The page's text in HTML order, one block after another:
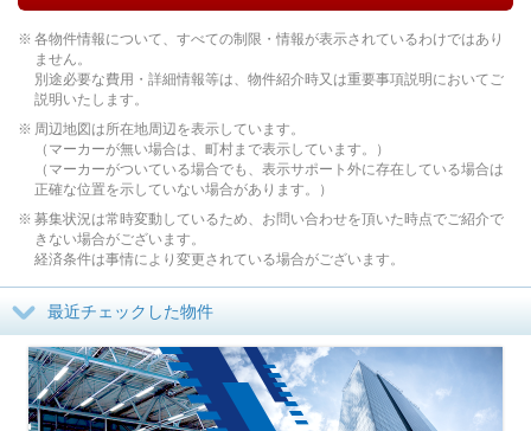
各物件情報について、すべての制限・情報が表示されているわけではあり
ません。
別途必要な費用・詳細情報等は、物件紹介時又は重要事項説明においてご
説明いたします。
周辺地図は所在地周辺を表示しています。
（マーカーが無い場合は、町村まで表示しています。）
（マーカーがついている場合でも、表示サポート外に存在している場合は
正確な位置を示していない場合があります。）
募集状況は常時変動しているため、お問い合わせを頂いた時点でご紹介で
きない場合がございます。
経済条件は事情により変更されている場合がございます。
最近チェックした物件